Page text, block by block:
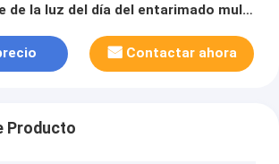
de la luz del día del entarimado multi
Contactar ahora
Producto